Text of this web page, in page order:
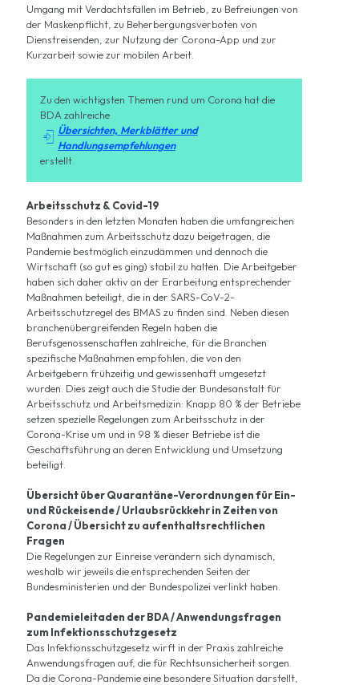
Umgang mit Verdachtsfällen im Betrieb, zu Befreiungen von
der Maskenpflicht, zu Beherbergungsverboten von
Dienstreisenden, zur Nutzung der Corona-App und zur
Kurzarbeit sowie zur mobilen Arbeit.
Zu den wichtigsten Themen rund um Corona hat die
BDA zahlreiche

Übersichten, Merkblätter und
Handlungsempfehlungen
erstellt.
Arbeitsschutz & Covid-19
Besonders in den letzten Monaten haben die umfangreichen
Maßnahmen zum Arbeitsschutz dazu beigetragen, die
Pandemie bestmöglich einzudämmen und dennoch die
Wirtschaft (so gut es ging) stabil zu halten. Die Arbeitgeber
haben sich daher aktiv an der Erarbeitung entsprechender
Maßnahmen beteiligt, die in der SARS-CoV-2-
Arbeitsschutzregel des BMAS zu finden sind. Neben diesen
branchenübergreifenden Regeln haben die
Berufsgenossenschaften zahlreiche, für die Branchen
spezifische Maßnahmen empfohlen, die von den
Arbeitgebern frühzeitig und gewissenhaft umgesetzt
wurden. Dies zeigt auch die Studie der Bundesanstalt für
Arbeitsschutz und Arbeitsmedizin: Knapp 80 % der Betriebe
setzen spezielle Regelungen zum Arbeitsschutz in der
Corona-Krise um und in 98 % dieser Betriebe ist die
Geschäftsführung an deren Entwicklung und Umsetzung
beteiligt.
Übersicht über Quarantäne-Verordnungen für Ein-
und Rückeisende / Urlaubsrückkehr in Zeiten von
Corona / Übersicht zu aufenthaltsrechtlichen
Fragen
Die Regelungen zur Einreise verändern sich dynamisch,
weshalb wir jeweils die entsprechenden Seiten der
Bundesministerien und der Bundespolizei verlinkt haben.
Pandemieleitaden der BDA / Anwendungsfragen
zum Infektionsschutzgesetz
Das Infektionsschutzgesetz wirft in der Praxis zahlreiche
Anwendungsfragen auf, die für Rechtsunsicherheit sorgen.
Da die Corona-Pandemie eine besondere Situation darstellt,